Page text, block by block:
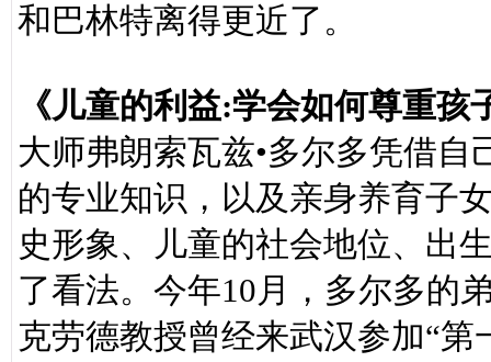
和巴林特离得更近了。
《儿童的利益:学会如何尊重孩
大师弗朗索瓦兹•多尔多凭借
的专业知识，以及亲身养育子
史形象、儿童的社会地位、出
了看法。今年10月，多尔多的
克劳德教授曾经来武汉参加“